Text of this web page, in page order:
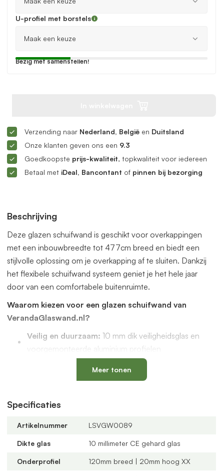
Beschrijving
Deze glazen schuifwand is geschikt voor overkappingen
met een inbouwbreedte tot 477cm breed en biedt een
stijlvolle oplossing om je overkapping af te sluiten. Dankzij
het flexibele schuifwand systeem geniet je het hele jaar
door van een comfortabele buitenruimte.
Waarom kiezen voor een glazen schuifwand van
VerandaGlaswand.nl?
Veilig en duurzaam: 10 mm dik veiligheidsglas en
voorgemonteerde aluminium profielen
met een vervangbaar loopspoor,
geïntegreerde waterafvoer en verkrijgbaar in antraciet
Verstelbare kunststof wielen
Altijd passend bij jouw veranda
verschillende maten, glastypes en steellook
U-profielen met tochtborstelsvoor een tochtvrije
Meer tonen
Specificaties
Artikelnummer LSVGW0089
Dikte glas 10 millimeter CE gehard glas
Onderprofiel 120mm breed | 20mm hoog XX
U-profiel met borstels
Bezig met samenstellen!
Verzending naar Nederland, België en Duitsland
Onze klanten geven ons een 9.3
Goedkoopste prijs-kwaliteit, topkwaliteit voor iedereen
Betaal met iDeal, Bancontant of pinnen bij bezorging